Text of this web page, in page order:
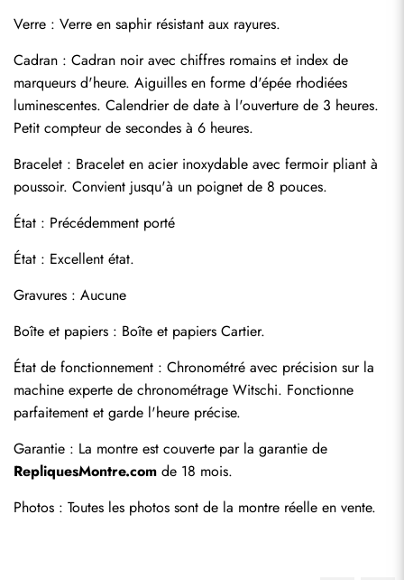
Verre : Verre en saphir résistant aux rayures.
Cadran : Cadran noir avec chiffres romains et index de
marqueurs d'heure. Aiguilles en forme d'épée rhodiées
luminescentes. Calendrier de date à l'ouverture de 3 heures.
Petit compteur de secondes à 6 heures.
Bracelet : Bracelet en acier inoxydable avec fermoir pliant à
poussoir. Convient jusqu'à un poignet de 8 pouces.
État : Précédemment porté
État : Excellent état.
Gravures : Aucune
Boîte et papiers : Boîte et papiers Cartier.
État de fonctionnement : Chronométré avec précision sur la
machine experte de chronométrage Witschi. Fonctionne
parfaitement et garde l'heure précise.
RepliquesMontre.com de 18 mois.
Photos : Toutes les photos sont de la montre réelle en vente.